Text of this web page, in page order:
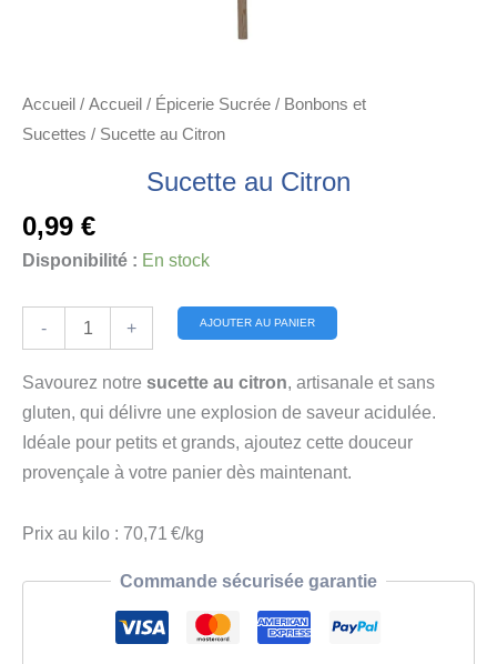
Accueil / Accueil / Épicerie Sucrée / Bonbons et
Sucettes / Sucette au Citron
Sucette au Citron
0,99 €
Disponibilité : En stock
-
de
Sucette
au
Citron
+ AJOUTER AU PANIER
Savourez notre sucette au citron, artisanale et sans
gluten, qui délivre une explosion de saveur acidulée.
Idéale pour petits et grands, ajoutez cette douceur
provençale à votre panier dès maintenant.
Prix au kilo : 70,71 €/kg
Commande sécurisée garantie